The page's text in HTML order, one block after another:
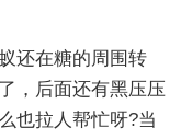
还在糖的周围转
，后面还有黑压压
也拉人帮忙呀?当